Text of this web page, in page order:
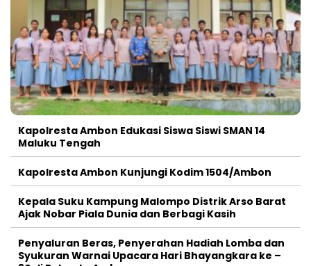
Kapolresta Ambon Edukasi Siswa Siswi SMAN 14
Maluku Tengah
Kapolresta Ambon Kunjungi Kodim 1504/Ambon
Kepala Suku Kampung Malompo Distrik Arso Barat
Ajak Nobar Piala Dunia dan Berbagi Kasih
Penyaluran Beras, Penyerahan Hadiah Lomba dan
Syukuran Warnai Upacara Hari Bhayangkara ke –